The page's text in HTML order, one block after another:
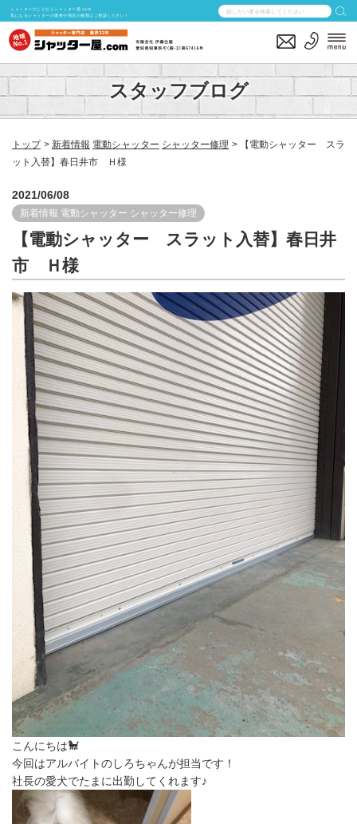
シャッターのことならシャッター屋.com
気になるシャッターの価格や商品の種類はご相談ください！
スタッフブログ
トップ 新着情報 電動シャッター シャッター修理
【電動シャッター スラ
ット入替】春日井市 Ｈ様
2021/06/08
新着情報 電動シャッター シャッター修理
【電動シャッター スラット入替】春日井
市 Ｈ様
こんにちは🐩
今回はアルバイトのしろちゃんが担当です！
社長の愛犬でたまに出勤してくれます♪